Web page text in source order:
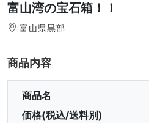
富山湾の宝石箱！！
富山県黒部
商品内容
商品名
価格(税込/送料別)